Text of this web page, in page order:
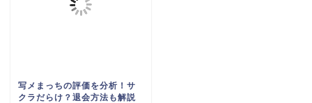
写メまっちの評価を分析！サ
クラだらけ？退会方法も解説